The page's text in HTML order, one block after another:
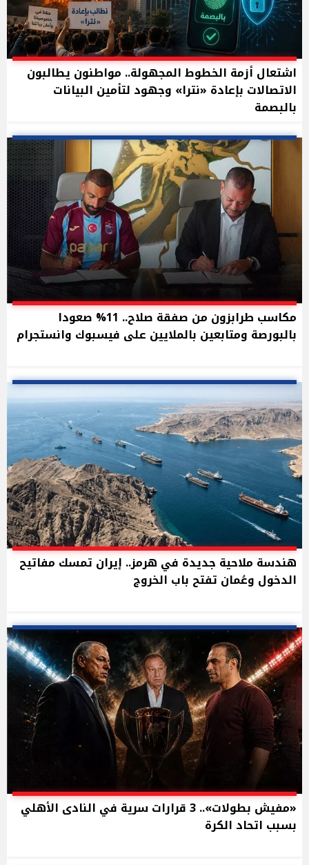
اشتعال أزمة الخطوط المجهولة.. مواطنون يطالبون
الاتصالات بإعادة «نترا» وجهود لتأمين البيانات
بالبصمة
مكاسب طرابزون من صفقة صلاح.. 11% صعودا
بالبورصة ومتابعين بالملايين على فيسبوك وانستجرام
هندسة ملاحية جديدة في هرمز.. إيران تمسك مفاتيح
الدخول وعُمان تفتح باب الخروج
«مفيش بطولات».. 3 قرارات سرية في النادى الأهلي
بسبب اتحاد الكرة